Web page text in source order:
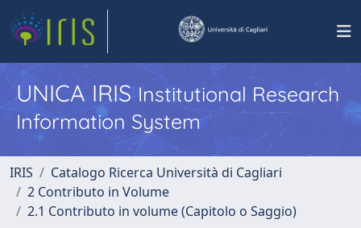
UNICA IRISInstitutional Research
Information System
IRIS
Catalogo Ricerca Università di Cagliari
2 Contributo in Volume
2.1 Contributo in volume (Capitolo o Saggio)